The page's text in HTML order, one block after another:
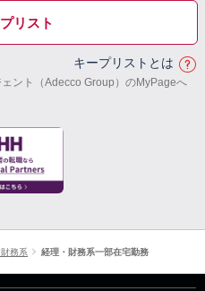
リスト
キープリストとは
ント（Adecco Group）のMyPageへ
務系 経理・財務系一部在宅勤務